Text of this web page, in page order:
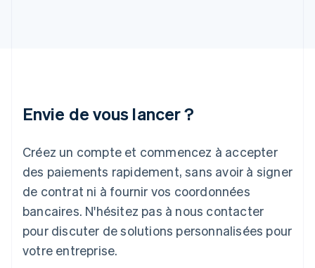
Envie de vous lancer ?
Créez un compte et commencez à accepter
des paiements rapidement, sans avoir à signer
de contrat ni à fournir vos coordonnées
bancaires. N'hésitez pas à nous contacter
pour discuter de solutions personnalisées pour
votre entreprise.
Japon
Lettonie
English
Liechtenstein
DeutschEnglish
Lituanie
Luxembourg
FrançaisDeutschEnglish